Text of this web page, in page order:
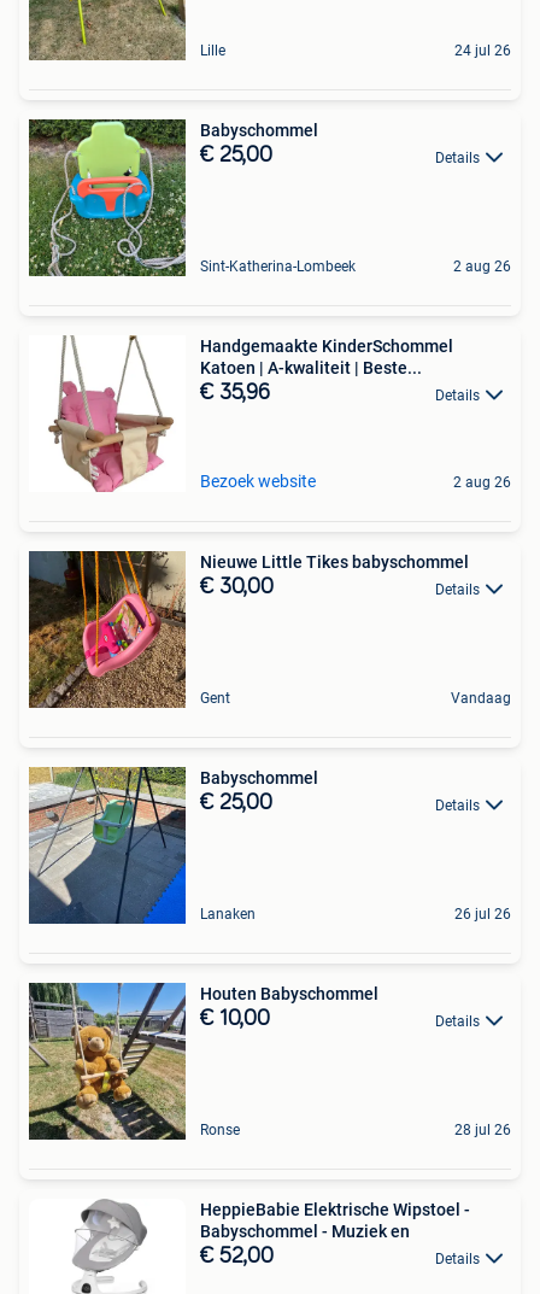
Lille 24 jul 26
Babyschommel
€ 25,00 Details
Sint-Katherina-Lombeek 2 aug 26
Handgemaakte KinderSchommel
Katoen | A-kwaliteit | Beste...
€ 35,96 Details
Bezoek website 2 aug 26
Nieuwe Little Tikes babyschommel
€ 30,00 Details
Gent Vandaag
Babyschommel
€ 25,00 Details
Lanaken 26 jul 26
Houten Babyschommel
€ 10,00 Details
Ronse 28 jul 26
HeppieBabie Elektrische Wipstoel -
Babyschommel - Muziek en
€ 52,00 Details